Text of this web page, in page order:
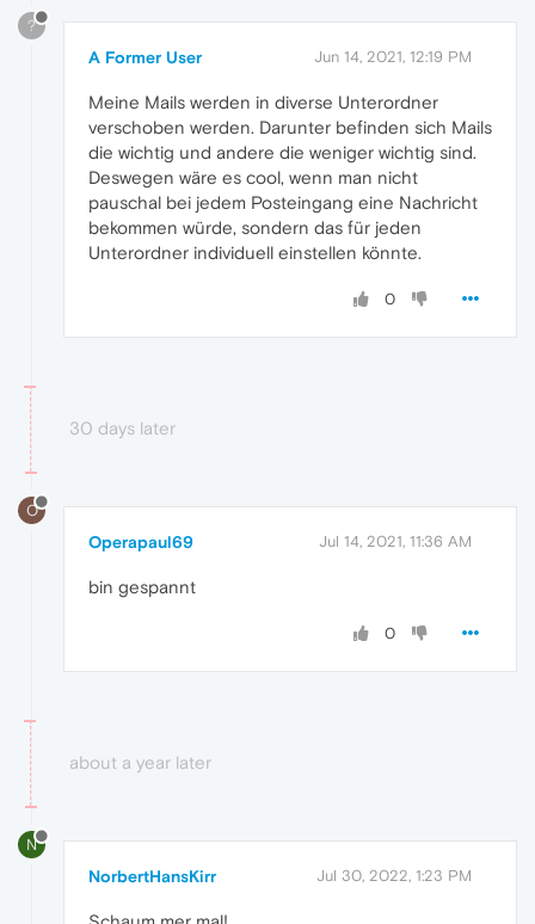
?
A Former User Jun 14, 2021, 12:19 PM
Meine Mails werden in diverse Unterordner
verschoben werden. Darunter befinden sich Mails
die wichtig und andere die weniger wichtig sind.
Deswegen wäre es cool, wenn man nicht
pauschal bei jedem Posteingang eine Nachricht
bekommen würde, sondern das für jeden
Unterordner individuell einstellen könnte.
0
30 days later
O
Operapaul69 Jul 14, 2021, 11:36 AM
bin gespannt
0
about a year later
N
NorbertHansKirr Jul 30, 2022, 1:23 PM